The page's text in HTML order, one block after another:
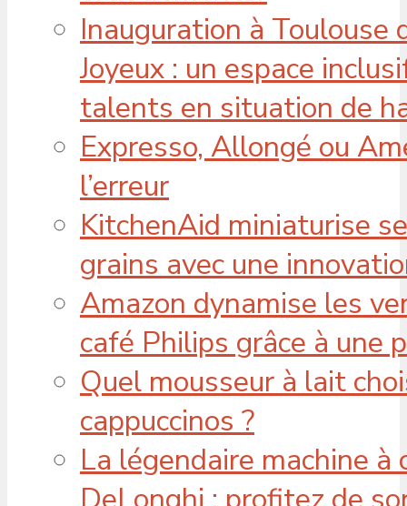
Inauguration à Toulouse
Joyeux : un espace
talents en situation de
Expresso, Allongé ou
l’erreur
KitchenAid miniaturise
grains avec une
Amazon dynamise les
café Philips grâce à une
Quel mousseur à lait
cappuccinos ?
La légendaire machine à